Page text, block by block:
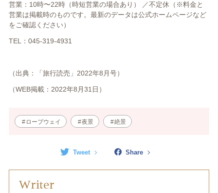
営業：10時〜22時（時短営業の場合あり） ／不定休（※料金と
営業は掲載時のものです。最新のデータは公式ホームページなど
をご確認ください）
TEL：045-319-4931
（出典：「旅行読売」 2022年8月号）
（WEB掲載： 2022年8 月31日）
ロープウェイ 夜景 絶景
Tweet Share
Writer